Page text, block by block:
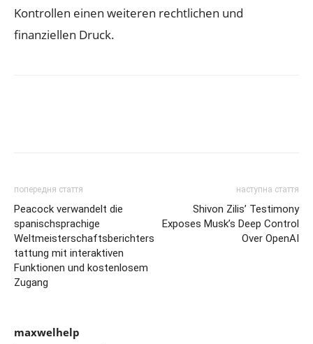
Kontrollen einen weiteren rechtlichen und
finanziellen Druck.
попередня стаття
Peacock verwandelt die
spanischsprachige
Weltmeisterschaftsberichters
tattung mit interaktiven
Funktionen und kostenlosem
Zugang
наступна стаття
Shivon Zilis’ Testimony
Exposes Musk’s Deep Control
Over OpenAI
maxwelhelp